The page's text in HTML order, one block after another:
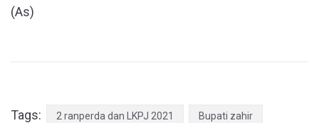
(As)
Tags: 2 ranperda dan LKPJ 2021 Bupati zahir